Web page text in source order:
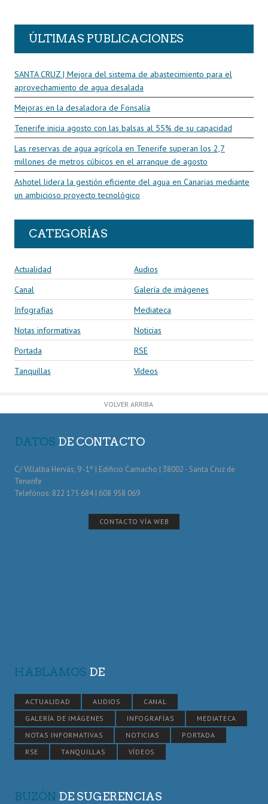
ÚLTIMAS PUBLICACIONES
SANTA CRUZ | Mejora del sistema de abastecimiento para el
aprovechamiento de agua desalada
Mejoras en la desaladora de Fonsalía
Tenerife inicia agosto con las balsas al 55% de su capacidad
Las reservas de agua agrícola en Tenerife superan los 2,7
millones de metros cúbicos en el arranque de agosto
Ashotel lidera la gestión eficiente del agua en Canarias mediante
un ambicioso proyecto tecnológico
CATEGORÍAS
Actualidad
Audios
Canal
Galería de imágenes
Infografías
Mediateca
Notas informativas
Noticias
Portada
RSE
Tanquillas
Vídeos
VOLVER ARRIBA
DATOS DE CONTACTO
C/ Villalba Hervás, 9 -1º | Edificio Camacho | 38002 · Santa Cruz de
Tenerife
Telefónos: 822 175 684 | 608 958 069
CONTACTO VÍA WEB
HABLAMOS DE
ACTUALIDAD AUDIOS
CANAL
GALERÍA DE IMÁGENES
INFOGRAFÍAS
MEDIATECA
NOTAS INFORMATIVAS
NOTICIAS
PORTADA
RSE
TANQUILLAS VÍDEOS
BUZÓN DE SUGERENCIAS